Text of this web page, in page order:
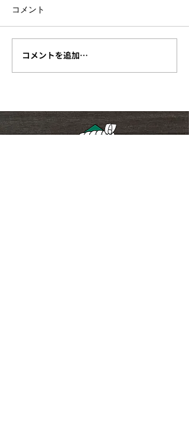
【終了しました】
『2026 古利根キャンド
ます！
コメント
コメントを追加…